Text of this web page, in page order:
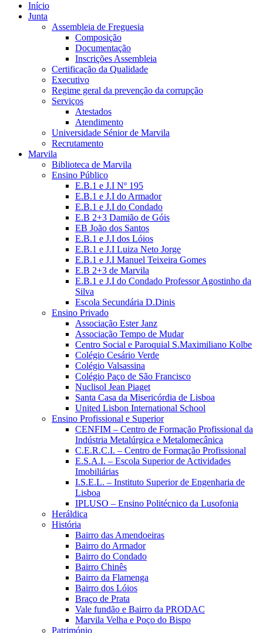
Início
Junta
Assembleia de Freguesia
Composição
Documentação
Inscrições Assembleia
Certificação da Qualidade
Executivo
Regime geral da prevenção da corrupção
Serviços
Atestados
Atendimento
Universidade Sénior de Marvila
Recrutamento
Marvila
Biblioteca de Marvila
Ensino Público
E.B.1 e J.I Nº 195
E.B.1 e J.I do Armador
E.B.1 e J.I do Condado
E.B 2+3 Damião de Góis
EB João dos Santos
E.B.1 e J.I dos Lóios
E.B.1 e J.I Luiza Neto Jorge
E.B.1 e J.I Manuel Teixeira Gomes
E.B 2+3 de Marvila
E.B.1 e J.I do Condado Professor Agostinho da
Silva
Escola Secundária D.Dinis
Ensino Privado
Associação Ester Janz
Associação Tempo de Mudar
Centro Social e Paroquial S.Maximiliano Kolbe
Colégio Cesário Verde
Colégio Valsassina
Colégio Paço de São Francisco
Nuclisol Jean Piaget
Santa Casa da Misericórdia de Lisboa
United Lisbon International School
Ensino Profissional e Superior
CENFIM – Centro de Formação Profissional da
Indústria Metalúrgica e Metalomecânica
C.E.R.C.I. – Centro de Formação Profissional
E.S.A.I. – Escola Superior de Actividades
Imobiliárias
I.S.E.L. – Instituto Superior de Engenharia de
Lisboa
IPLUSO – Ensino Politécnico da Lusofonia
Heráldica
História
Bairro das Amendoeiras
Bairro do Armador
Bairro do Condado
Bairro Chinês
Bairro da Flamenga
Bairro dos Lóios
Braço de Prata
Vale fundão e Bairro da PRODAC
Marvila Velha e Poço do Bispo
Património